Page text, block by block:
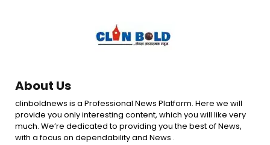
About Us
clinboldnews is a Professional News Platform. Here we will
provide you only interesting content, which you will like very
much. We’re dedicated to providing you the best of News,
with a focus on dependability and News .